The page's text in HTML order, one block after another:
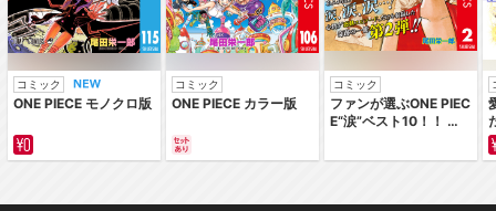
コミック
ONE PIECE モノクロ版
コミック
ONE PIECE カラー版
コミック
ファンが選ぶONE PIEC
E“涙”ベスト10！！ ～
編～ カラー版